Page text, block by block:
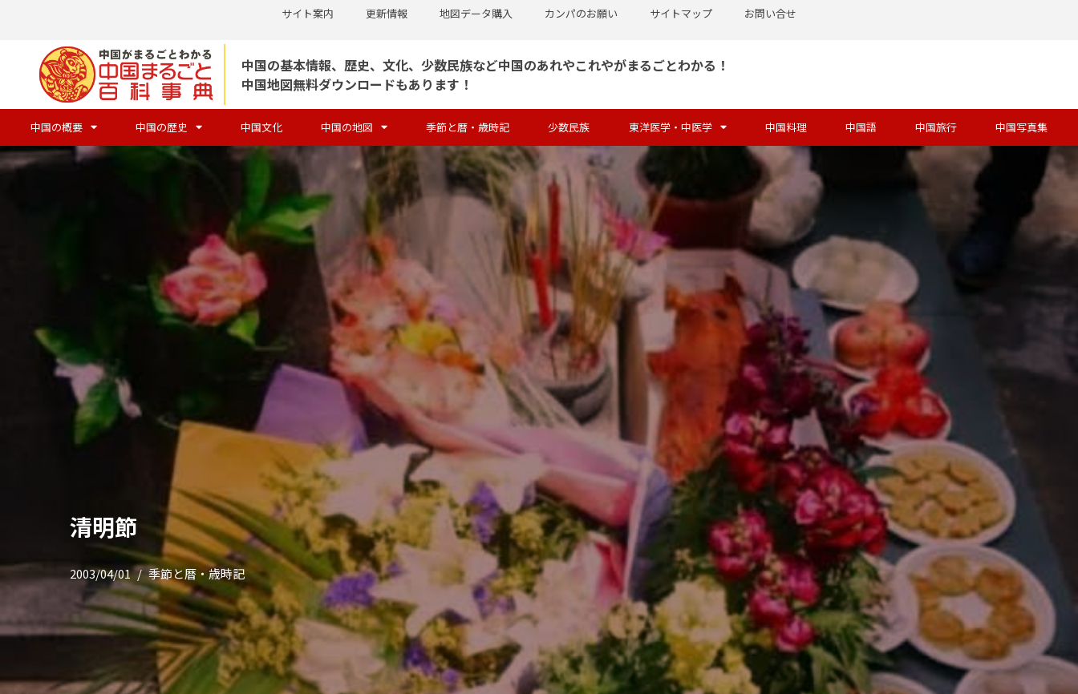
ン
へ
サイト案内 更新情報 地図データ購入 カンパのお願い サイトマップ お問い合せ
中国の基本情報、歴史、文化、少数民族など中国のあれやこれやがまるごとわかる！
中国地図無料ダウンロードもあります！
中国の概要 中国の歴史 中国文化 中国の地図 季節と暦・歳時記 少数民族 東洋医学・中医学 中国料理 中国語 中国旅行 中国写真集
清明節
2003/04/01 季節と暦・歳時記